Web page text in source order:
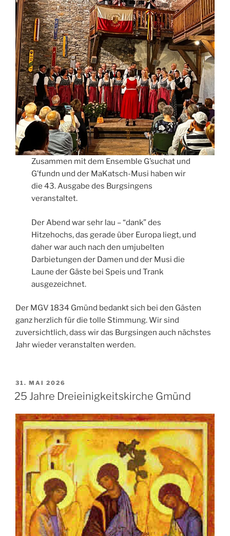
Zusammen mit dem Ensemble G’suchat und
G’fundn und der MaKatsch-Musi haben wir
die 43. Ausgabe des Burgsingens
veranstaltet.
Der Abend war sehr lau – “dank” des
Hitzehochs, das gerade über Europa liegt, und
daher war auch nach den umjubelten
Darbietungen der Damen und der Musi die
Laune der Gäste bei Speis und Trank
ausgezeichnet.
Der MGV 1834 Gmünd bedankt sich bei den Gästen
ganz herzlich für die tolle Stimmung. Wir sind
zuversichtlich, dass wir das Burgsingen auch nächstes
Jahr wieder veranstalten werden.
VERÖFFENTLICHT
AM
31. MAI 2026
25 Jahre Dreieinigkeitskirche Gmünd